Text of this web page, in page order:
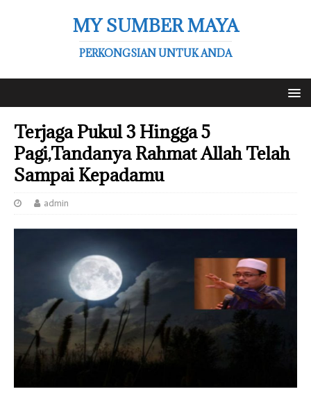
MY SUMBER MAYA
PERKONGSIAN UNTUK ANDA
Terjaga Pukul 3 Hingga 5
Pagi,Tandanya Rahmat Allah Telah
Sampai Kepadamu
admin